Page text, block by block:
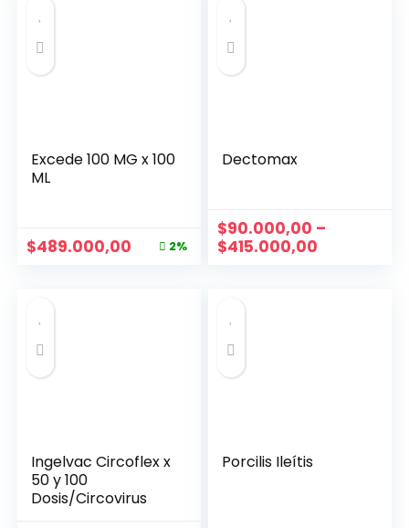
Excede 100 MG x 100
ML
$489.000,00 2%
Dectomax
$90.000,00 –
$415.000,00
Ingelvac Circoflex x
50 y 100
Dosis/Circovirus
Porcilis Ileítis